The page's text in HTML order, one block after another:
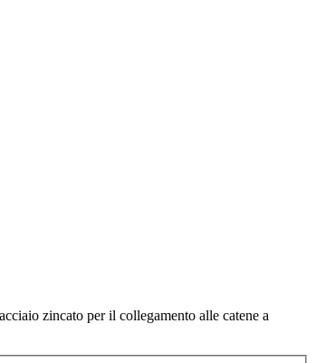
zincato per il collegamento alle catene a